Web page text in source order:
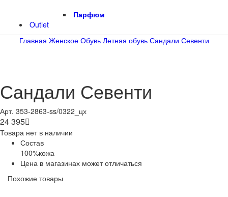
Парфюм
Outlet
Главная Женское Обувь Летняя обувь Сандали Севенти
Сандали Севенти
Арт. 353-2863-ss/0322_цх
24 395
Товара нет в наличии
Состав
100%кожа
Цена в магазинах может отличаться
Похожие товары